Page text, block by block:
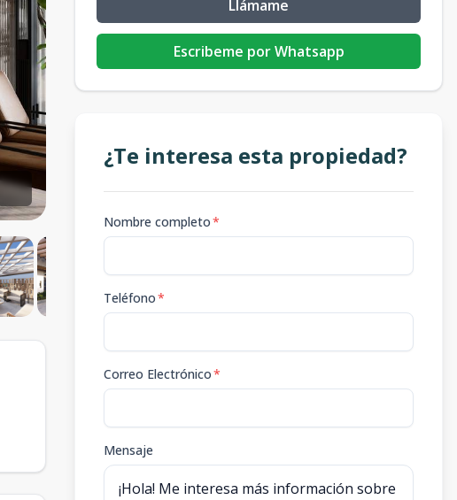
Llámame
Escribeme por Whatsapp
¿Te interesa esta propiedad?
Nombre completo*
Teléfono*
Correo Electrónico*
Mensaje